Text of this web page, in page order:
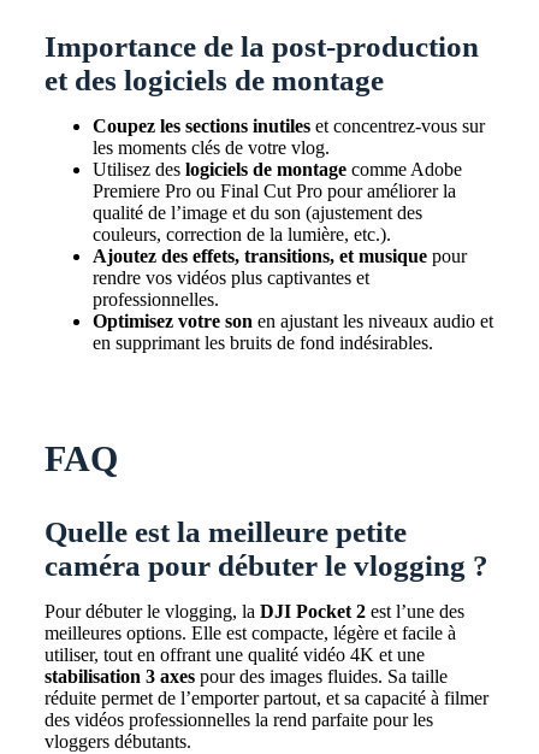
Importance de la post-production
et des logiciels de montage
Coupez les sections inutileset concentrez-vous sur
les moments clés de votre vlog.
Utilisez des logiciels de montagecomme Adobe
Premiere Pro ou Final Cut Pro pour améliorer la
qualité de l’image et du son (ajustement des
couleurs, correction de la lumière, etc.).
Ajoutez des effets, transitions, et musiquepour
rendre vos vidéos plus captivantes et
professionnelles.
Optimisez votre son en ajustant les niveaux audio et
en supprimant les bruits de fond indésirables.
FAQ
Quelle est la meilleure petite
caméra pour débuter le vlogging ?
Pour débuter le vlogging, la DJI Pocket 2est l’une des
meilleures options. Elle est compacte, légère et facile à
utiliser, tout en offrant une qualité vidéo 4K et une
stabilisation 3 axespour des images fluides. Sa taille
réduite permet de l’emporter partout, et sa capacité à filmer
des vidéos professionnelles la rend parfaite pour les
vloggers débutants.